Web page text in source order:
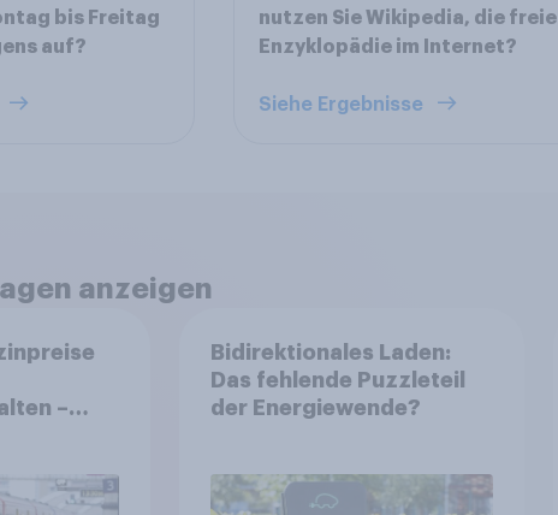
bis Freitag
auf?
nutzen Sie Wikipedia, die freie
Enzyklopädie im Internet?
Siehe Ergebnisse
anzeigen
–
Bidirektionales Laden:
Das fehlende Puzzleteil
der Energiewende?